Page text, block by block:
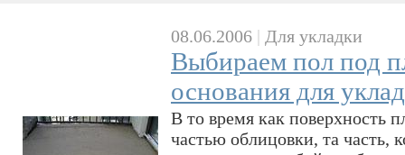
08.06.2006 | Для укладки
Выбираем пол под
основания для
В то время как поверхность
частью облицовки, та часть,